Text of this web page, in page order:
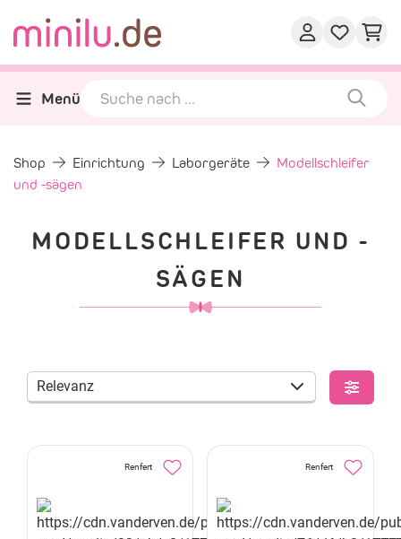
Menü
Shop Einrichtung Laborgeräte
Modellschleifer
und -sägen
MODELLSCHLEIFER UND -
SÄGEN
Relevanz
Renfert Renfert